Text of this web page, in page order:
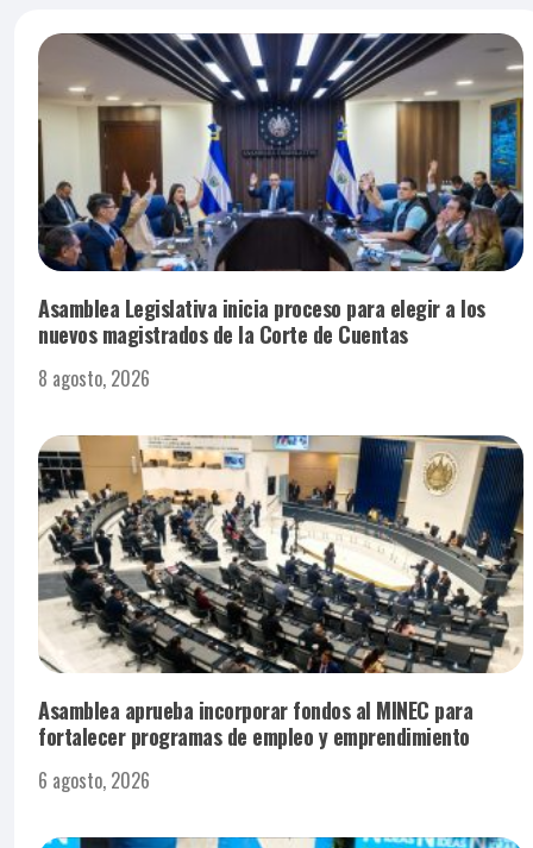
Asamblea Legislativa inicia proceso para elegir a los
nuevos magistrados de la Corte de Cuentas
8 agosto, 2026
Asamblea aprueba incorporar fondos al MINEC para
fortalecer programas de empleo y emprendimiento
6 agosto, 2026